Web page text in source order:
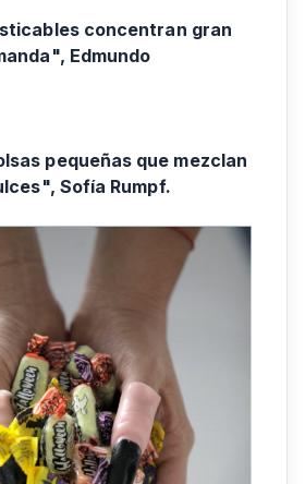
concentran gran
Edmundo
pequeñas que mezclan
Sofía Rumpf.